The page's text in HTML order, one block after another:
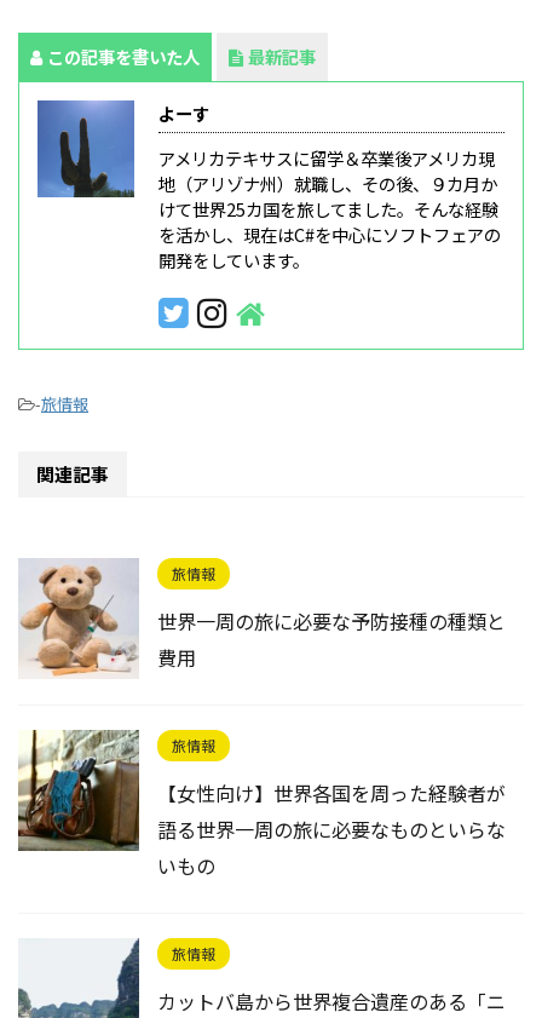
この記事を書いた人 最新記事
よーす
アメリカテキサスに留学＆卒業後アメリカ現
地（アリゾナ州）就職し、その後、９カ月か
けて世界25カ国を旅してました。そんな経験
を活かし、現在はC#を中心にソフトフェアの
開発をしています。
-旅情報
関連記事
旅情報
世界一周の旅に必要な予防接種の種類と
費用
旅情報
【女性向け】世界各国を周った経験者が
語る世界一周の旅に必要なものといらな
いもの
旅情報
カットバ島から世界複合遺産のある「ニ